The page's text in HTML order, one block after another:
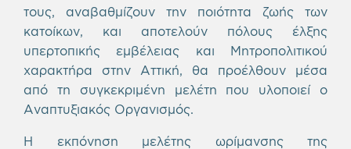
τους, αναβαθμίζουν την ποιότητα ζωής των
κατοίκων, και αποτελούν πόλους έλξης
υπερτοπικής εμβέλειας και Μητροπολιτικού
χαρακτήρα στην Αττική, θα προέλθουν μέσα
από τη συγκεκριμένη μελέτη που υλοποιεί ο
Αναπτυξιακός Οργανισμός.
Η εκπόνηση μελέτης ωρίμανσης της